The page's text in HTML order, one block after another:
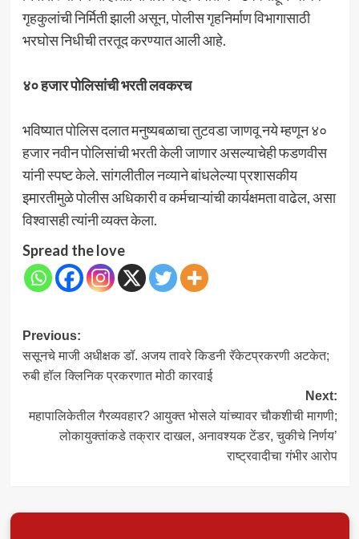
गृहकुलांची निर्मिती झाली असून, पोलीस गृहनिर्माण विभागासाठी
भरघोस निधीची तरतूद करण्यात आली आहे.
४० हजार पोलिसांची भरती लवकरच
भविष्यात पोलिस दलात मनुष्यबळाचा तुटवडा जाणवू नये म्हणून ४०
हजार नवीन पोलिसांची भरती केली जाणार असल्याचेही फडणवीस
यांनी स्पष्ट केले. सांगलीतील नव्याने बांधलेल्या प्रशासकीय
इमारतीमुळे पोलीस अधिकारी व कर्मचाऱ्यांची कार्यक्षमता वाढेल, असा
विश्वासही त्यांनी व्यक्त केला.
Spread the love
Post
navigation
Previous:
ससूनचे माजी अधीक्षक डॉ. अजय तावरे किडनी रॅकेटप्रकरणी अटकेत;
रुबी हॉल क्लिनिक प्रकरणात मोठी कारवाई
Next:
महापालिकेतील गैरव्यवहार? आयुक्त भोसले यांच्यावर चौकशीची मागणी;
लोकायुक्तांकडे तक्रार दाखल, अनावश्यक टेंडर, चुकीचे निर्णय’
राष्ट्रवादीचा गंभीर आरोप